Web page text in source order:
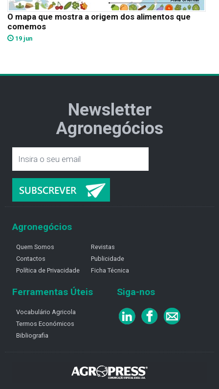
O mapa que mostra a origem dos alimentos que
comemos
19 jun
Newsletter
Agronegócios
Agronegócios
Quem Somos
Contactos
Política de Privacidade
Revistas
Publicidade
Ficha Técnica
Ferramentas Úteis
Vocabulário Agricola
Termos Económicos
Bibliografia
Siga-nos